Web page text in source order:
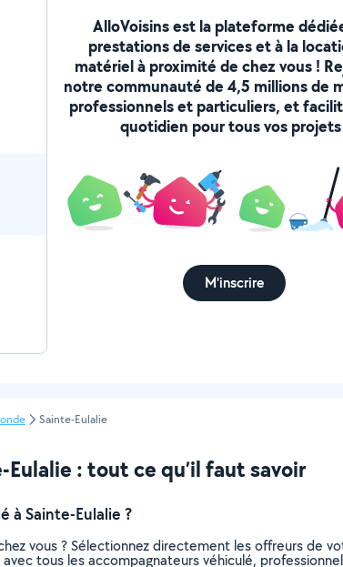
AlloVoisins est la plateforme
prestations de services et à la
matériel à proximité de chez vous !
notre communauté de 4,5 millions de
professionnels et particuliers, et
quotidien pour tous vos
M'inscrire
Sainte-Eulalie
: tout ce qu’il faut savoir
à Sainte-Eulalie ?
vous ? Sélectionnez directement les offreurs de
tous les accompagnateurs véhiculé,